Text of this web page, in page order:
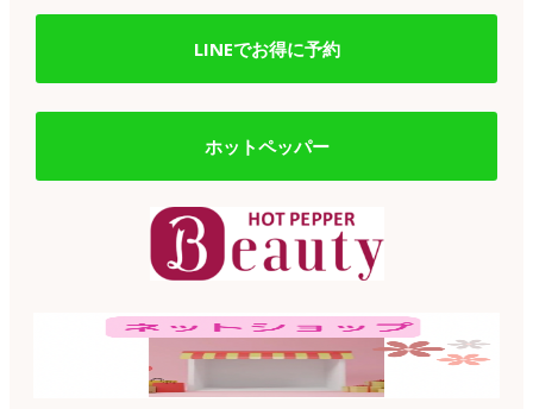
LINEでお得に予約
ホットペッパー